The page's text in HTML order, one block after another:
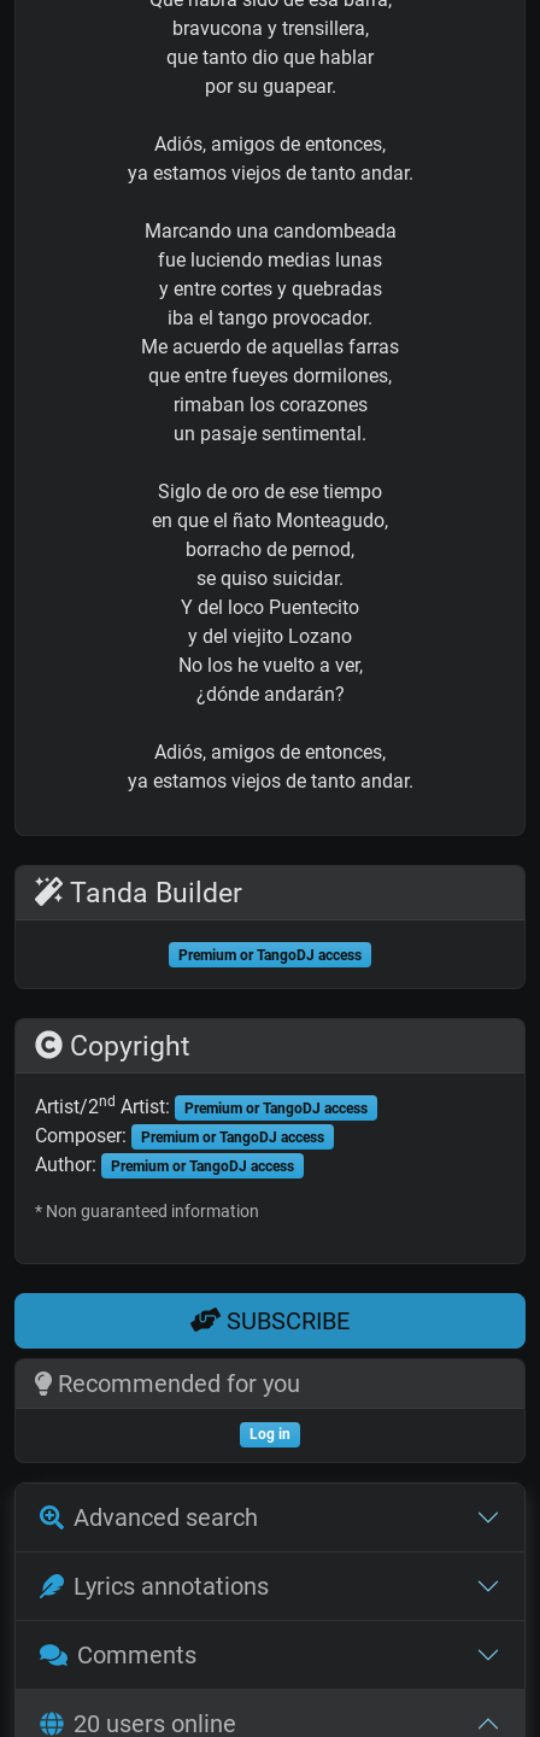
bravucona y trensillera,
que tanto dio que hablar
por su guapear.
Adiós, amigos de entonces,
ya estamos viejos de tanto andar.
Marcando una candombeada
fue luciendo medias lunas
y entre cortes y quebradas
iba el tango provocador.
Me acuerdo de aquellas farras
que entre fueyes dormilones,
rimaban los corazones
un pasaje sentimental.
Siglo de oro de ese tiempo
en que el ñato Monteagudo,
borracho de pernod,
se quiso suicidar.
Y del loco Puentecito
y del viejito Lozano
No los he vuelto a ver,
¿dónde andarán?
Adiós, amigos de entonces,
ya estamos viejos de tanto andar.
Tanda Builder
Premium or TangoDJ access
Copyright
Artist/2nd Artist: Premium or TangoDJ access
Composer: Premium or TangoDJ access
Author: Premium or TangoDJ access
* Non guaranteed information
SUBSCRIBE
Recommended for you
Log in
Advanced search
Lyrics annotations
Comments
20 users online